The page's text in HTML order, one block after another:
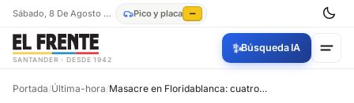
Sábado, 8 De Agosto De 2026 Pico y placa —
SANTANDER · DESDE 1942
✨Búsqueda IA
Portada/Última-hora/ Masacre en Floridablanca: cuatro personas fueron asesinadas en el barrio La Cumbre